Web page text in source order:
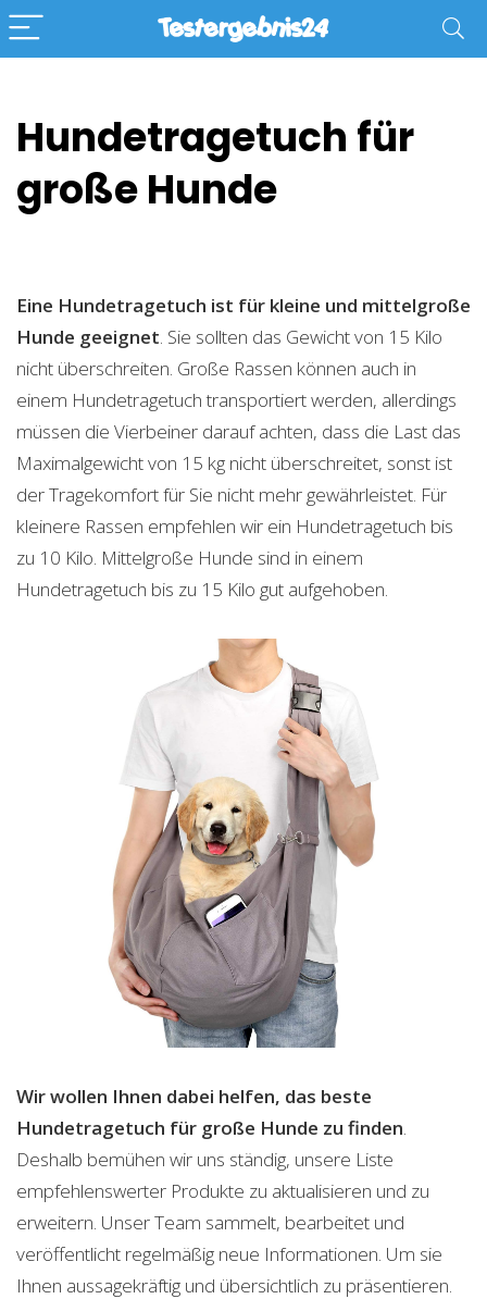
Hundetragetuch für
große Hunde
Eine Hundetragetuch ist für kleine und mittelgroße
Hunde geeignet. Sie sollten das Gewicht von 15 Kilo
nicht überschreiten. Große Rassen können auch in
einem Hundetragetuch transportiert werden, allerdings
müssen die Vierbeiner darauf achten, dass die Last das
Maximalgewicht von 15 kg nicht überschreitet, sonst ist
der Tragekomfort für Sie nicht mehr gewährleistet. Für
kleinere Rassen empfehlen wir ein Hundetragetuch bis
zu 10 Kilo. Mittelgroße Hunde sind in einem
Hundetragetuch bis zu 15 Kilo gut aufgehoben.
Wir wollen Ihnen dabei helfen, das beste
Hundetragetuch für große Hunde zu finden.
Deshalb bemühen wir uns ständig, unsere Liste
empfehlenswerter Produkte zu aktualisieren und zu
erweitern. Unser Team sammelt, bearbeitet und
veröffentlicht regelmäßig neue Informationen. Um sie
Ihnen aussagekräftig und übersichtlich zu präsentieren.